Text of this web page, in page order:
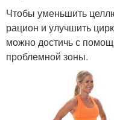
Чтобы уменьшить
рацион и улучшить
можно достичь с
проблемной зоны.